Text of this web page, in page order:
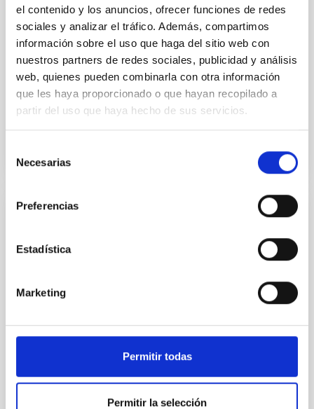
el contenido y los anuncios, ofrecer funciones de redes
sociales y analizar el tráfico. Además, compartimos
información sobre el uso que haga del sitio web con
nuestros partners de redes sociales, publicidad y análisis
web, quienes pueden combinarla con otra información
que les haya proporcionado o que hayan recopilado a
partir del uso que haya hecho de sus servicios.
Necesarias
Preferencias
Estadística
Marketing
Permitir todas
Permitir la selección
continuado de caracterización de las condiciones de
la atmósfera sobre los mismos. Se deben mantener
técnicas e instrumentación actualizados, investigar e
identificar los parámetros más adecuados y
Casiana
Cerrado
Longitudes de Onda
extragalácticos en diferentes rangos del espectro
en tierra para estudiar la evolución cosmológica de
galaxias activas. En el aspecto instrumental, el grupo
Pérez Fournon